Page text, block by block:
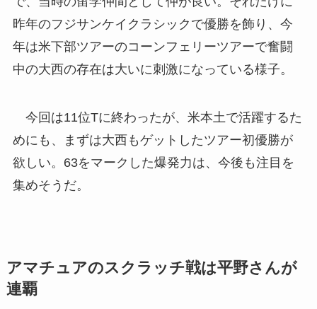
昨年のフジサンケイクラシックで優勝を飾り、今
年は米下部ツアーのコーンフェリーツアーで奮闘
中の大西の存在は大いに刺激になっている様子。
今回は11位Tに終わったが、米本土で活躍するた
めにも、まずは大西もゲットしたツアー初優勝が
欲しい。63をマークした爆発力は、今後も注目を
集めそうだ。
アマチュアのスクラッチ戦は平野さんが
連覇